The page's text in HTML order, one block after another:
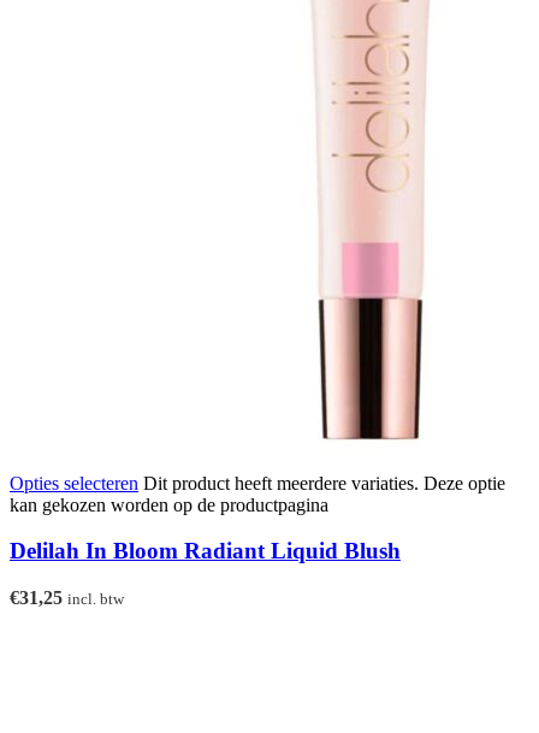
Opties selecteren Dit product heeft meerdere variaties. Deze optie
kan gekozen worden op de productpagina
Delilah In Bloom Radiant Liquid Blush
€31,25 incl. btw